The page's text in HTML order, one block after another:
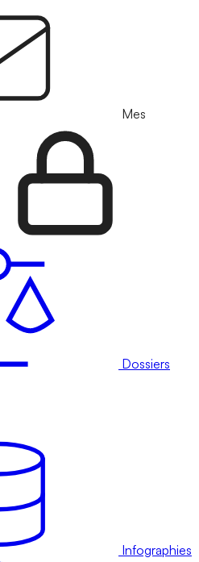
Mes
Dossiers
Infographies